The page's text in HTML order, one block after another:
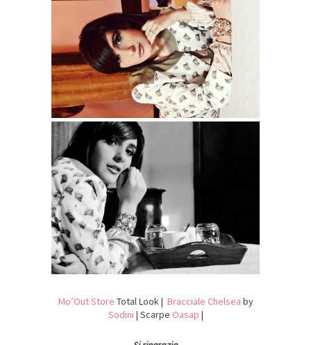
Mo’Out Store Total Look | Bracciale Chelsea by
Sodini | Scarpe Oasap |